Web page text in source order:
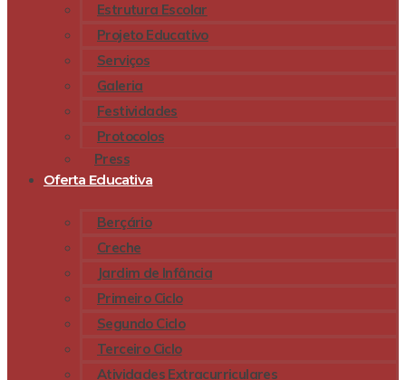
Estrutura Escolar
Projeto Educativo
Serviços
Galeria
Festividades
Protocolos
Press
Oferta Educativa
Berçário
Creche
Jardim de Infância
Primeiro Ciclo
Segundo Ciclo
Terceiro Ciclo
Atividades Extracurriculares